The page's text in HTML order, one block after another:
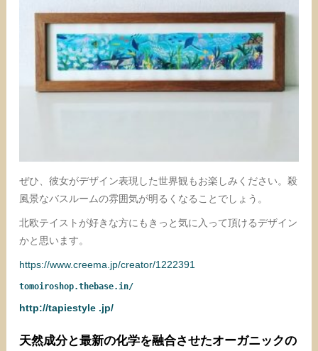
ぜひ、彼女がデザイン表現した世界観もお楽しみください。殺
風景なバスルームの雰囲気が明るくなることでしょう。
北欧テイストが好きな方にもきっと気に入って頂けるデザイン
かと思います。
https://www.creema.jp/creator/1222391
tomoiroshop.thebase.in/
http://tapiestyle .jp/
天然成分と最新の化学を融合させたオーガニックの